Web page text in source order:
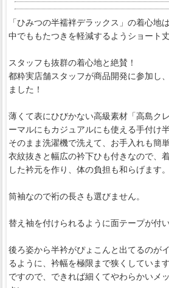
「ひみつの半襦袢デラックス」の着心地
中でももたつきを軽減するようショート
スタッフも抜群の着心地と絶賛！
都粋実店舗スタッフが商品開発に参加し
ました！
薄くて表にひびかない高級素材「高島ク
ーマルにもカジュアルにも使える手付け
そのまま洗濯機で洗えて、お手入れも簡単
衣紋抜きと幅広の衿下ひも付きなので、
した衿元を作り、体の負担も和らげます。
筒袖なので裄の長さも選びません。
替え袖を付けられるように面テープが付い
後ろ姿から半衿がぴょこんと出てるのが
るように、衿幅を極限まで狭くしています
ですので、できれば細くてやわらかいメ